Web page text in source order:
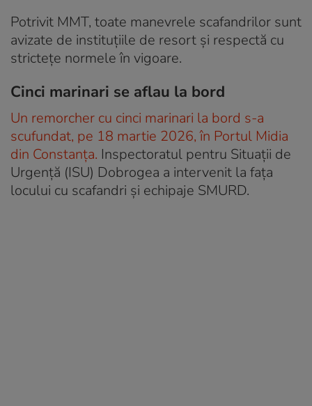
Potrivit MMT, toate manevrele scafandrilor sunt
avizate de instituțiile de resort și respectă cu
strictețe normele în vigoare.
Cinci marinari se aflau la bord
Un remorcher cu cinci marinari la bord s-a
scufundat, pe 18 martie 2026, în Portul Midia
din Constanța. Inspectoratul pentru Situații de
Urgență (ISU) Dobrogea a intervenit la fața
locului cu scafandri și echipaje SMURD.